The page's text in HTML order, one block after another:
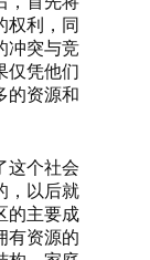
权利，同
冲突与竞
仅凭他们
的资源和
这个社会
，以后就
的主要成
有资源的